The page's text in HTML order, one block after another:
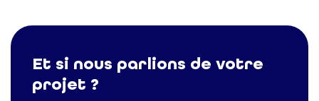
Et si nous parlions de votre
projet ?